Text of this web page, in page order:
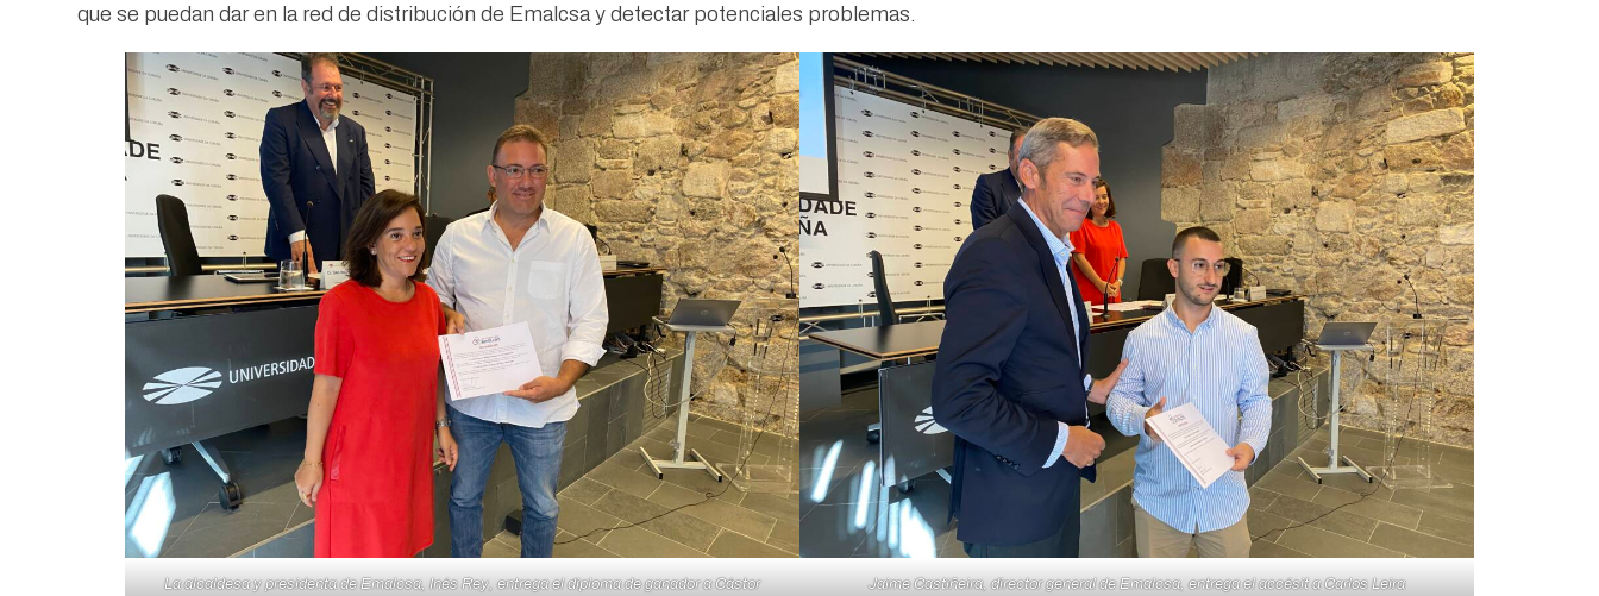
que se puedan dar en la red de distribución de Emalcsa y detectar potenciales problemas.
La alcaldesa y presidenta de Emalcsa, Inés Rey, entrega el diploma de ganador a Cástor
Jaime Castiñeira, director general de Emalcsa, entrega el accésit a Carlos Leira